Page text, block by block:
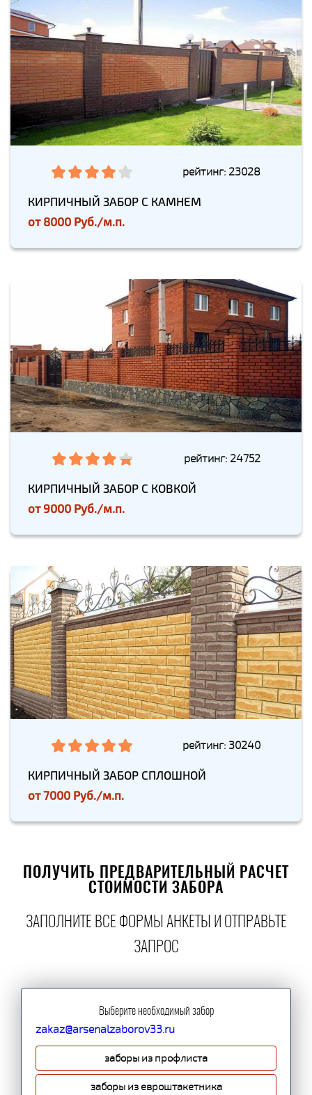
рейтинг: 23028
КИРПИЧНЫЙ ЗАБОР С КАМНЕМ
от8000 Руб./м.п.
рейтинг: 24752
КИРПИЧНЫЙ ЗАБОР С КОВКОЙ
от9000 Руб./м.п.
рейтинг: 30240
КИРПИЧНЫЙ ЗАБОР СПЛОШНОЙ
от7000 Руб./м.п.
ПОЛУЧИТЬ ПРЕДВАРИТЕЛЬНЫЙ РАСЧЕТ
СТОИМОСТИ ЗАБОРА
ЗАПОЛНИТЕ ВСЕ ФОРМЫ АНКЕТЫ И ОТПРАВЬТЕ
ЗАПРОС
Выберите необходимый забор
zakaz@arsenalzaborov33.ru
заборы из профлиста
заборы из евроштакетника